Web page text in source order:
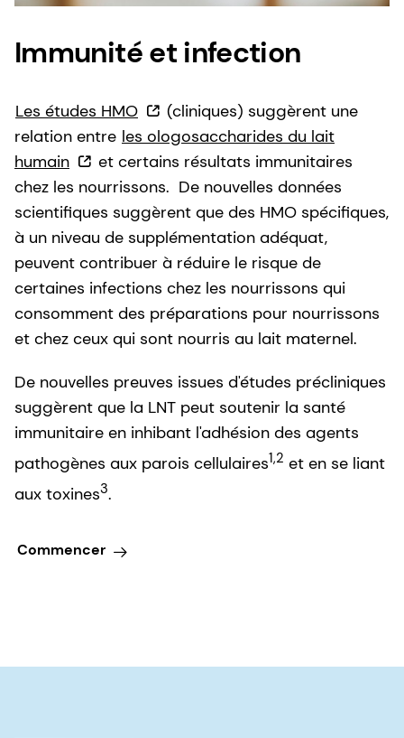
Immunité et infection
Les études HMO
(cliniques) suggèrent une
relation entre les ologosaccharides du lait
humain
et certains résultats immunitaires
chez les nourrissons. De nouvelles données
scientifiques suggèrent que des HMO spécifiques,
à un niveau de supplémentation adéquat,
peuvent contribuer à réduire le risque de
certaines infections chez les nourrissons qui
consomment des préparations pour nourrissons
et chez ceux qui sont nourris au lait maternel.
De nouvelles preuves issues d'études précliniques
suggèrent que la LNT peut soutenir la santé
immunitaire en inhibant l'adhésion des agents
pathogènes aux parois cellulaires1,2 et en se liant
aux toxines3.
Commencer